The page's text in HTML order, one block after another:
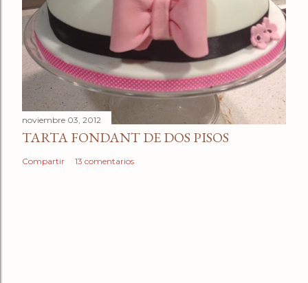
noviembre 03, 2012
TARTA FONDANT DE DOS PISOS
Compartir 13 comentarios